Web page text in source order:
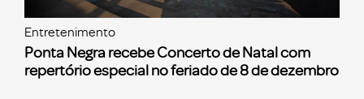
Entretenimento
Ponta Negra recebe Concerto de Natal com
repertório especial no feriado de 8 de dezembro